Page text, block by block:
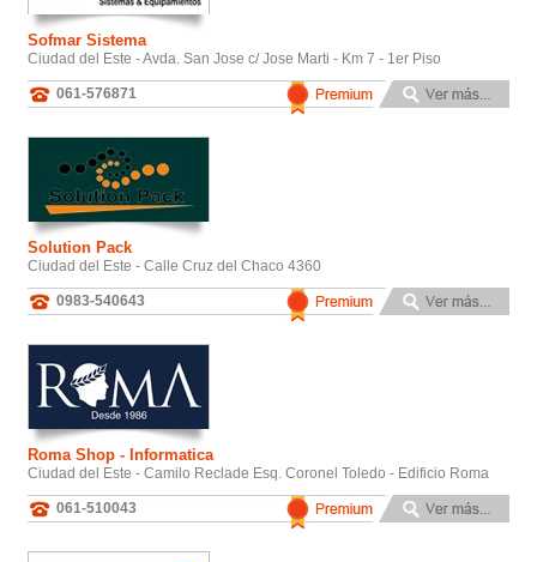
Sofmar Sistema
Ciudad del Este - Avda. San Jose c/ Jose Marti - Km 7 - 1er Piso
061-576871
Solution Pack
Ciudad del Este - Calle Cruz del Chaco 4360
0983-540643
Roma Shop - Informatica
Ciudad del Este - Camilo Reclade Esq. Coronel Toledo - Edificio Roma
061-510043